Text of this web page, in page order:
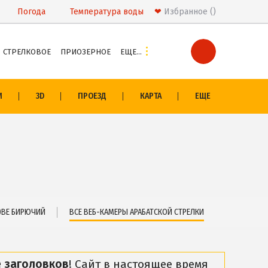
Погода Температура воды ❤ Избранное
ЭКСКУРСИИ И МАРШРУТЫ
Остров Бирючий
СТРЕЛКОВОЕ ПРИОЗЕРНОЕ ЕЩЕ…
3D ПРОЕЗД КАРТА ЕЩЕ
БИРЮЧИЙ ВСЕ ВЕБ-КАМЕРЫ АРАБАТСКОЙ СТРЕЛКИ
! Сайт в настоящее время